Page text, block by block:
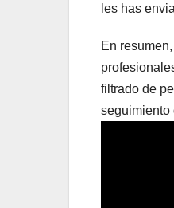
les has
En
filtrado de
seguimiento